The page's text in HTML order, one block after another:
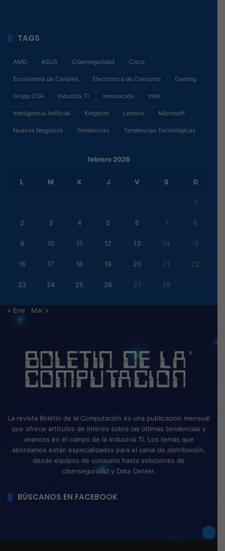
TAGS
AMD ASUS Ciberseguridad Cisco
Ecosistema de Canales Electrónica de Consumo Gaming
Grupo CVA Industria TI Innovación Intel
Inteligencia Artificial Kingston Lenovo Microsoft
Nuevos Negocios Tendencias Tendencias Tecnológicas
febrero 2026
L M X J V S D
1
2 3 4 5 6 7 8
9 10 11 12 13 14 15
16 17 18 19 20 21 22
23 24 25 26 27 28
« Ene Mar »
La revista Boletín de la Computación es una publicación mensual
que ofrece artículos de interés sobre las últimas tendencias y
avances en el campo de la Industria TI. Los temas que
abordamos están especializados para el canal de distribución,
desde equipos de consumo hasta soluciones de
ciberseguridad y Data Center.
BÚSCANOS EN FACEBOOK